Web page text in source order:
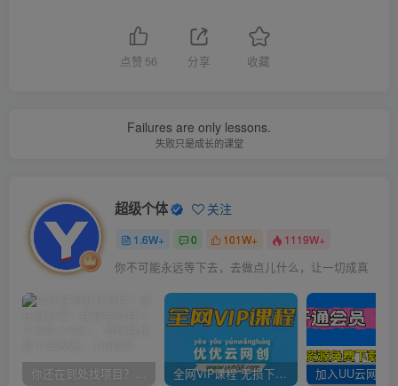
点赞 56 分享 收藏
Failures are only lessons.
失败只是成长的课堂
超级个体 关注
1.6W+ 0 101W+ 1119W+
你不可能永远等下去，去做点儿什么，让一切成真
你还在到处找项目？还在当韭菜？我靠卖项目一个月收入5万+，曾经我也是个失败者。 全网VIP课程 无损下载~